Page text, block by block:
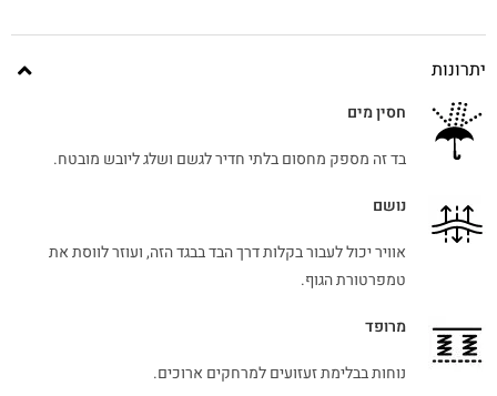
יתרונות
חסין מים
בד זה מספק מחסום בלתי חדיר לגשם ושלג ליובש מובטח.
נושם
אוויר יכול לעבור בקלות דרך הבד בבגד הזה, ועוזר לווסת את
טמפרטורת הגוף.
מרופד
נוחות בבלימת זעזועים למרחקים ארוכים.